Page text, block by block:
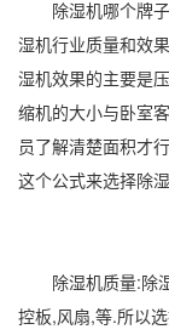
除湿机哪个牌
湿机行业质量和效
湿机效果的主要是
缩机的大小与卧室
员了解清楚面积才
这个公式来选择除
除湿机质量:除湿
控板,风扇,等.所以